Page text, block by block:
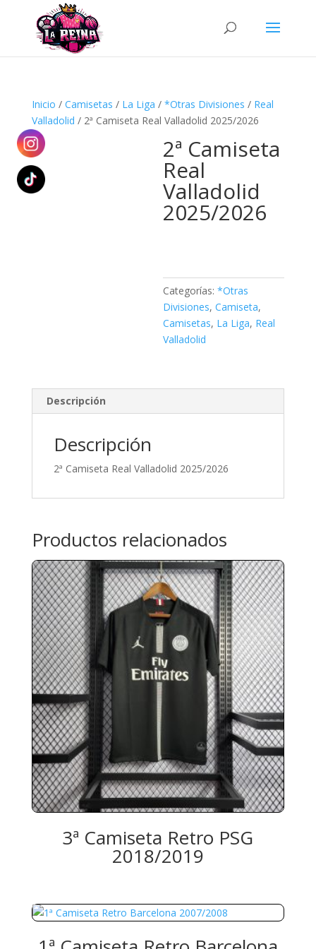
Búsqueda
productos
Inicio / Camisetas / La Liga / *Otras Divisiones / Real
Valladolid / 2ª Camiseta Real Valladolid 2025/2026
2ª Camiseta
Real
Valladolid
2025/2026
Categorías:*Otras
Divisiones,Camiseta,
Camisetas, La Liga, Real
Valladolid
Descripción
Descripción
2ª Camiseta Real Valladolid 2025/2026
Productos relacionados
3ª Camiseta Retro PSG
2018/2019